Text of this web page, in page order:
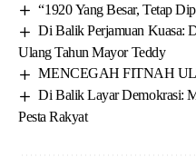
“1920 Yang Besar, Tetap
Di Balik Perjamuan Kuasa:
Ulang Tahun Mayor Teddy
MENCEGAH FITNAH
Di Balik Layar Demokrasi:
Pesta Rakyat